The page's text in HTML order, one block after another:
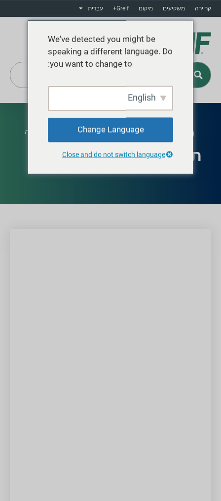
קריירה משקיעים מיקום Greif+ עִבְרִית
זמין בצפון אמריקה
תוף פלדה Sterilpac
We've detected you might be
speaking a different language. Do
you want to change to:
English
Change Language
Close and do not switch language